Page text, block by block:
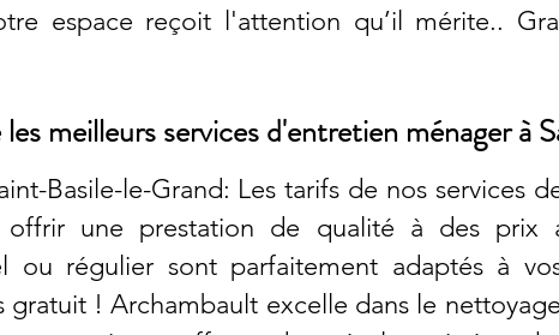
espace reçoit l'attention qu’il mérite..
meilleurs services d'entretien ménager à
Basile-le-Grand: Les tarifs de nos services
une prestation de qualité à des prix
ou régulier sont parfaitement adaptés à
gratuit ! Archambault excelle dans le